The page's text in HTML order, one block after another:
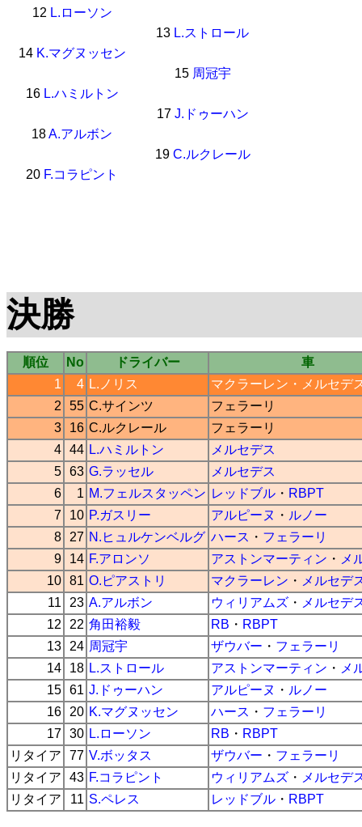
12 L.ローソン
13 L.ストロール
14 K.マグヌッセン
15 周冠宇
16 L.ハミルトン
17 J.ドゥーハン
18A.アルボン
19 C.ルクレール
20 F.コラピント
決勝
順位 No ドライバー
車
1
4 L.ノリス マクラーレン ・ メルセデ
2
55 C.サインツ
フェラーリ
3
16 C.ルクレール
フェラーリ
4 44 L.ハミルトン
メルセデス
5 63 G.ラッセル
メルセデス
6
1 M.フェルスタッペン レッドブル ・ RBPT
7
10 P.ガスリー アルピーヌ ・ ルノー
8
27 N.ヒュルケンベルグ ハース ・ フェラーリ
9
14 F.アロンソ アストンマーティン ・ メ
10 81 O.ピアストリ マクラーレン ・ メルセデ
11
23 A.アルボン ウィリアムズ ・ メルセデ
12
22 角田裕毅 RB ・ RBPT
13
24 周冠宇 ザウバー ・ フェラーリ
14
18 L.ストロール アストンマーティン ・ メ
15 61 J.ドゥーハン アルピーヌ ・ ルノー
16
20 K.マグヌッセン ハース ・ フェラーリ
17 30 L.ローソン RB ・ RBPT
リタイア
77 V.ボッタス ザウバー ・ フェラーリ
リタイア
43 F.コラピント ウィリアムズ ・ メルセデ
リタイア
11 S.ペレス レッドブル ・ RBPT